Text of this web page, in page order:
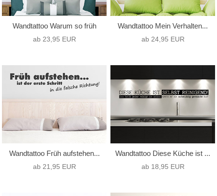
Wandtattoo Warum so früh
ab 23,95 EUR
Wandtattoo Mein Verhalten...
ab 24,95 EUR
Wandtattoo Früh aufstehen...
ab 21,95 EUR
Wandtattoo Diese Küche ist ...
ab 18,95 EUR